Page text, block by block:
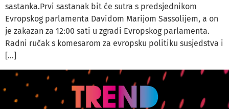
sastanka.Prvi sastanak bit će sutra s predsjednikom
Evropskog parlamenta Davidom Marijom Sassolijem, a on
je zakazan za 12:00 sati u zgradi Evropskog parlamenta.
Radni ručak s komesarom za evropsku politiku susjedstva i
[…]